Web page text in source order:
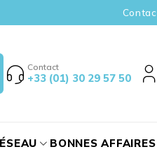
Contact
+33 (01) 30 29 57 50
BONNES AFFAIRES